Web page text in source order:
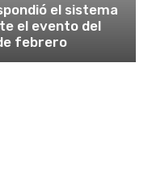
el sistema
el evento del
febrero